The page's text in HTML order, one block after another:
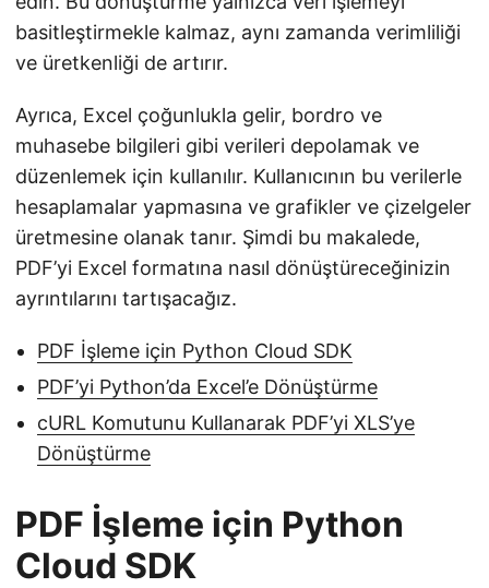
basitleştirmekle kalmaz, aynı zamanda verimliliği
ve üretkenliği de artırır.
Ayrıca, Excel çoğunlukla gelir, bordro ve
muhasebe bilgileri gibi verileri depolamak ve
düzenlemek için kullanılır. Kullanıcının bu verilerle
hesaplamalar yapmasına ve grafikler ve çizelgeler
üretmesine olanak tanır. Şimdi bu makalede,
PDF’yi Excel formatına nasıl dönüştüreceğinizin
ayrıntılarını tartışacağız.
PDF İşleme için Python Cloud SDK
PDF’yi Python’da Excel’e Dönüştürme
cURL Komutunu Kullanarak PDF’yi XLS’ye
Dönüştürme
PDF İşleme için Python
Cloud SDK